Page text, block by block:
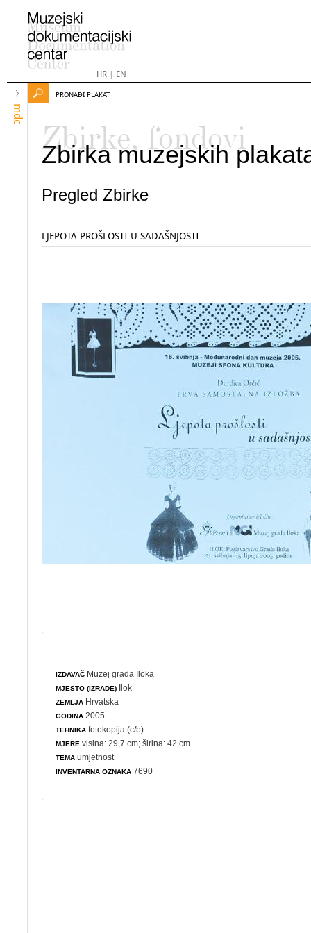
HR| EN
mdc
PRONAĐI PLAKAT
Zbirke, fondovi
Zbirka muzejskih
Pregled Zbirke
LJEPOTA PROŠLOSTI U SADAŠNJOSTI
IZDAVAČ Muzej grada Iloka
MJESTO (IZRADE) Ilok
ZEMLJA Hrvatska
GODINA 2005.
TEHNIKA fotokopija (c/b)
MJERE visina: 29,7 cm; širina: 42 cm
TEMA umjetnost
INVENTARNA OZNAKA 7690